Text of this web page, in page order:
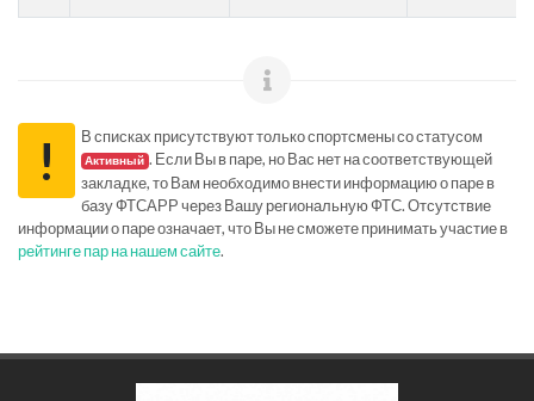
! В списках присутствуют только спортсмены со статусом
Активный . Если Вы в паре, но Вас нет на соответствующей
закладке, то Вам необходимо внести информацию о паре в
базу ФТСАРР через Вашу региональную ФТС. Отсутствие
информации о паре означает, что Вы не сможете принимать участие в
рейтинге пар на нашем сайте.